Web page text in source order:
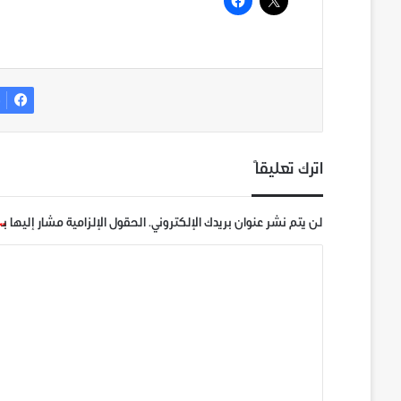
اترك تعليقاً
لن يتم نشر عنوان بريدك الإلكتروني. الحقول الإلزامية مشار إليها بـ